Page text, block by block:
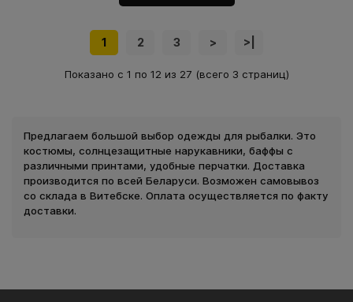
1 2 3 > >|
Показано с 1 по 12 из 27 (всего 3 страниц)
Предлагаем большой выбор одежды для рыбалки. Это
костюмы, солнцезащитные нарукавники, баффы с
различными принтами, удобные перчатки. Доставка
производится по всей Беларуси. Возможен самовывоз
со склада в Витебске. Оплата осуществляется по факту
доставки.